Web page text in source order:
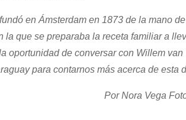
en Ámsterdam en 1873 de la mano
que se preparaba la receta familiar a
oportunidad de conversar con Willem
para contarnos más acerca de esta
Por Nora Vega